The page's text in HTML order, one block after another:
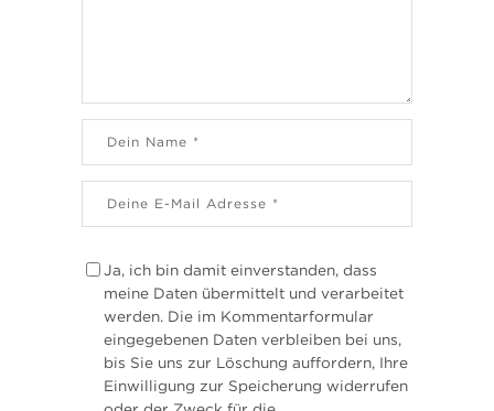
Ja, ich bin damit einverstanden, dass
meine Daten übermittelt und verarbeitet
werden. Die im Kommentarformular
eingegebenen Daten verbleiben bei uns,
bis Sie uns zur Löschung auffordern, Ihre
Einwilligung zur Speicherung widerrufen